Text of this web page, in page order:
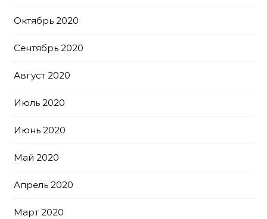
Октябрь 2020
Сентябрь 2020
Август 2020
Июль 2020
Июнь 2020
Май 2020
Апрель 2020
Март 2020